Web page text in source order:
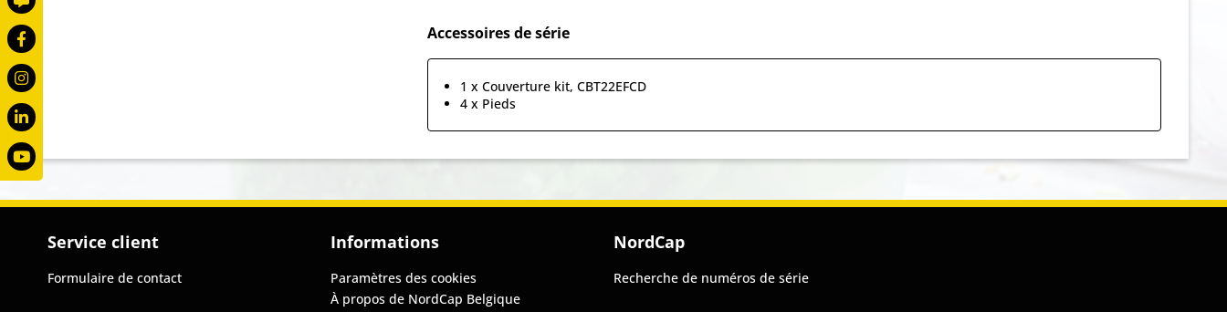
Accessoires de série
1 x Couverture kit, CBT22EFCD
4 x Pieds
Service client
Formulaire de contact
Informations
Paramètres des cookies
À propos de NordCap Belgique
NordCap
Recherche de numéros de série